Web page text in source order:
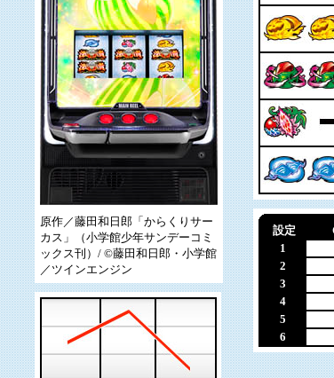
原作／藤田和日郎「からくりサー
カス」（小学館少年サンデーコミ
ックス刊）/ ©藤田和日郎・小学館
／ツインエンジン
設定
1
2
3
4
5
6